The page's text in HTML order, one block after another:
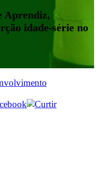
Aprendiz,
idade-série no